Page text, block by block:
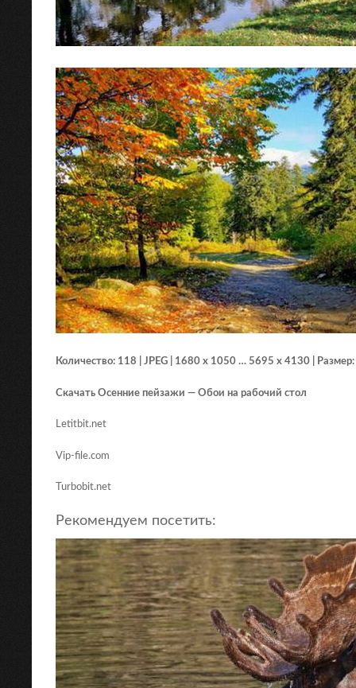
Количество: 118 | JPEG | 1680 x 1050 … 5695 x 4130 |
Скачать Осенние пейзажи — Обои на рабочий стол
Letitbit.net
Vip-file.com
Turbobit.net
Рекомендуем посетить: